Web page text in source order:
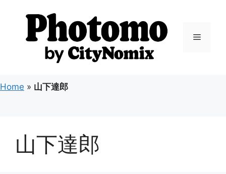
ス
キ
メ
Home » 山下達郎
山下達郎